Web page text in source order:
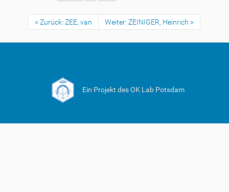
Zurück: ZEE, van Weiter: ZEINIGER, Heinrich
Ein Projekt des OK Lab Potsdam